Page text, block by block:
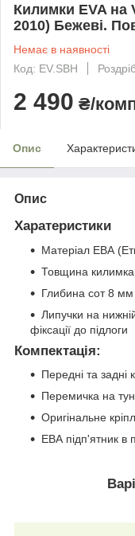
Килимки EVA на
2010) Бежеві.
Немає в наявності
Код: EV.SBH
2 490 ₴/
Опис
Опис
Харатеристики
Матеріал ЕВА
Товщина
Глибина сот 8 мм
Липучки на
фіксації до підлоги
Компектація:
Передні та задні
Перемичка на
Оригінальне
ЕВА підп'ятник в